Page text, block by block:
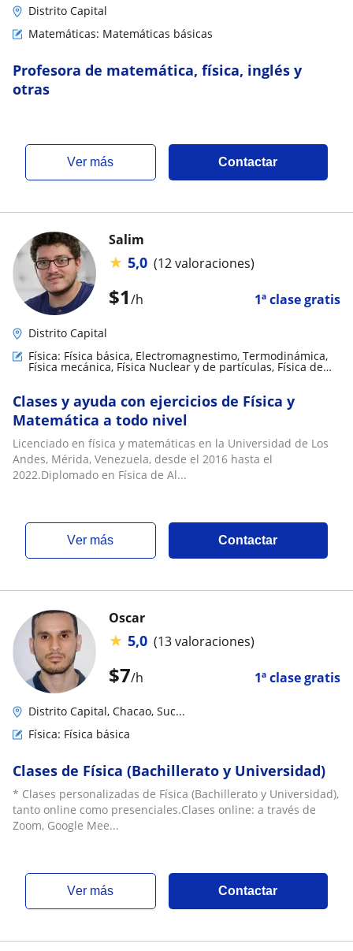
Distrito Capital
Matemáticas: Matemáticas básicas
Profesora de matemática, física, inglés y
otras
ver más Contactar
$1/h 1ª clase gratis
Salim
★ 5,0 (12 valoraciones)
Distrito Capital
Física: Física básica, Electromagnestimo, Termodinámica,
Física mecánica, Física Nuclear y de partículas, Física de
fluidos, Electrodinámica, Relatividad
Clases y ayuda con ejercicios de Física y
Matemática a todo nivel
Licenciado en física y matemáticas en la Universidad de Los
Andes, Mérida, Venezuela, desde el 2016 hasta el
2022.Diplomado en Física de Al...
ver más Contactar
$7/h 1ª clase gratis
Oscar
★ 5,0 (13 valoraciones)
Distrito Capital, Chacao, Suc...
Física: Física básica
Clases de Física (Bachillerato y Universidad)
* Clases personalizadas de Física (Bachillerato y Universidad),
tanto online como presenciales.Clases online: a través de
Zoom, Google Mee...
ver más Contactar